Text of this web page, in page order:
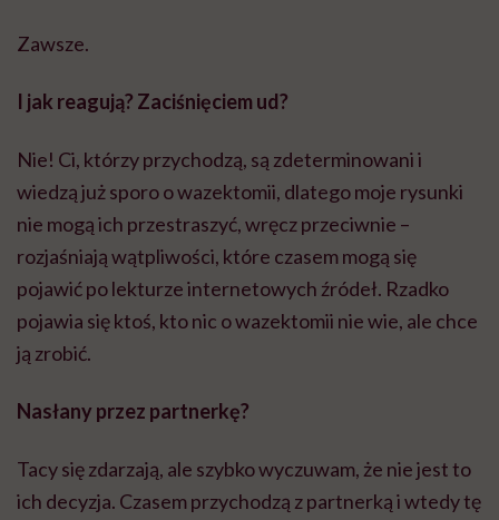
Zawsze.
I jak reagują? Zaciśnięciem ud?
Nie! Ci, którzy przychodzą, są zdeterminowani i
wiedzą już sporo o wazektomii, dlatego moje rysunki
nie mogą ich przestraszyć, wręcz przeciwnie –
rozjaśniają wątpliwości, które czasem mogą się
pojawić po lekturze internetowych źródeł. Rzadko
pojawia się ktoś, kto nic o wazektomii nie wie, ale chce
ją zrobić.
Nasłany przez partnerkę?
Tacy się zdarzają, ale szybko wyczuwam, że nie jest to
ich decyzja. Czasem przychodzą z partnerką i wtedy tę